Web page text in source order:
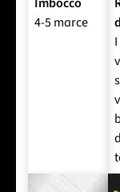
Imbocco
4-5 marce